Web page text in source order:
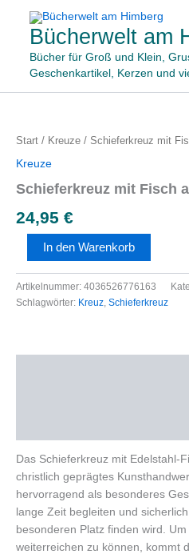
springenBücherwelt am
Bücher für Groß und Klein,
Geschenkartikel, Kerzen und
Start / Kreuze / Schieferkreuz mit
Kreuze
Schieferkreuz mit Fisch
24,95 €
aus
Edelstahl
Menge
In den Warenkorb
Artikelnummer: 4036526776163
Schlagwörter: Kreuz, Schieferkreuz
Das Schieferkreuz mit Edelstahl-
christlich geprägtes
hervorragend als besonderes
lange Zeit begleiten und
besonderen Platz finden wird.
weiterreichen zu können, kommt